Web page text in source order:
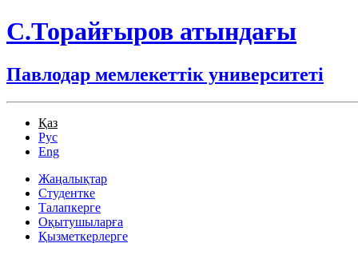
С.Торайғыров атындағы
Павлодар мемлекеттік университеті
Қаз
Рус
Eng
Жаңалықтар
Студентке
Талапкерге
Оқытушыларға
Қызметкерлерге